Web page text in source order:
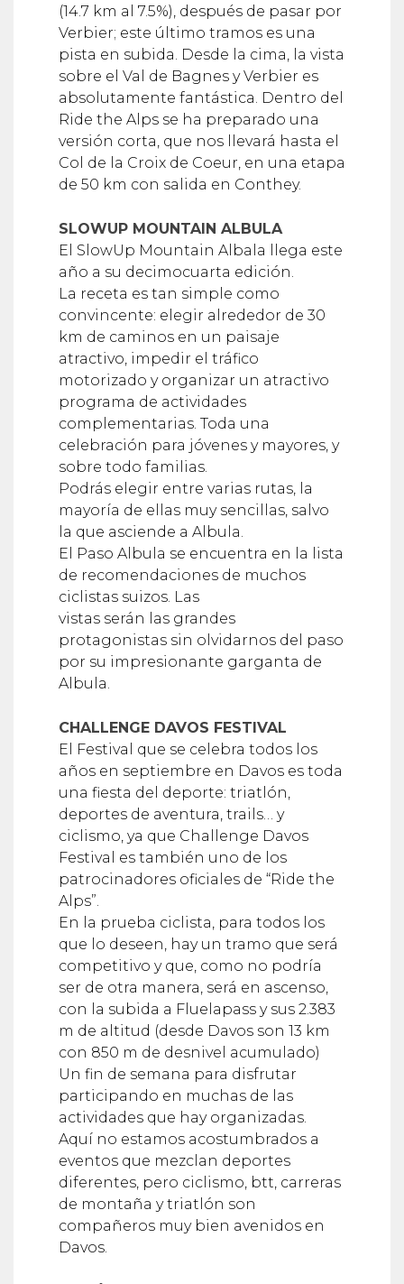
(14.7 km al 7.5%), después de pasar por
Verbier; este último tramos es una
pista en subida. Desde la cima, la vista
sobre el Val de Bagnes y Verbier es
absolutamente fantástica. Dentro del
Ride the Alps se ha preparado una
versión corta, que nos llevará hasta el
Col de la Croix de Coeur, en una etapa
de 50 km con salida en Conthey.
SLOWUP MOUNTAIN ALBULA
El SlowUp Mountain Albala llega este
año a su decimocuarta edición.
La receta es tan simple como
convincente: elegir alrededor de 30
km de caminos en un paisaje
atractivo, impedir el tráfico
motorizado y organizar un atractivo
programa de actividades
complementarias. Toda una
celebración para jóvenes y mayores, y
sobre todo familias.
Podrás elegir entre varias rutas, la
mayoría de ellas muy sencillas, salvo
la que asciende a Albula.
El Paso Albula se encuentra en la lista
de recomendaciones de muchos
ciclistas suizos. Las
vistas serán las grandes
protagonistas sin olvidarnos del paso
por su impresionante garganta de
Albula.
CHALLENGE DAVOS FESTIVAL
El Festival que se celebra todos los
años en septiembre en Davos es toda
una fiesta del deporte: triatlón,
deportes de aventura, trails… y
ciclismo, ya que Challenge Davos
Festival es también uno de los
patrocinadores oficiales de “Ride the
Alps”.
En la prueba ciclista, para todos los
que lo deseen, hay un tramo que será
competitivo y que, como no podría
ser de otra manera, será en ascenso,
con la subida a Fluelapass y sus 2.383
m de altitud (desde Davos son 13 km
con 850 m de desnivel acumulado)
Un fin de semana para disfrutar
participando en muchas de las
actividades que hay organizadas.
Aquí no estamos acostumbrados a
eventos que mezclan deportes
diferentes, pero ciclismo, btt, carreras
de montaña y triatlón son
compañeros muy bien avenidos en
Davos.